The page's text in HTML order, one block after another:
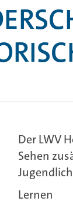
Der LWV
Sehen
Lernen